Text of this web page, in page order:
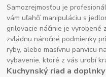
Samozrejmosťou je
vám uľahčí manipuláciu s
grilovacie náčinie je vyrobené
zvládnu náročné podmienky
ryby, alebo masívnu panvicu
vybavenie, ktoré z vás urobí
Kuchynský riad a doplnky